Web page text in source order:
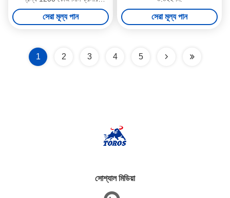
এক্সক্যাভেটর
সেরা মূল্য পান সেরা মূল্য পান
1 2 3 4 5
সোশ্যাল মিডিয়া